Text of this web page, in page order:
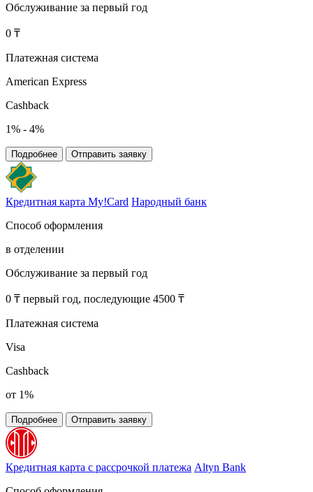
Обслуживание за первый год
0 ₸
Платежная система
American Express
Cashback
1% - 4%
Подробнее Отправить заявку
Кредитная карта My!Card Народный банк
Способ оформления
в отделении
Обслуживание за первый год
0 ₸ первый год, последующие 4500 ₸
Платежная система
Visa
Cashback
от 1%
Подробнее Отправить заявку
Кредитная карта с рассрочкой платежа Altyn Bank